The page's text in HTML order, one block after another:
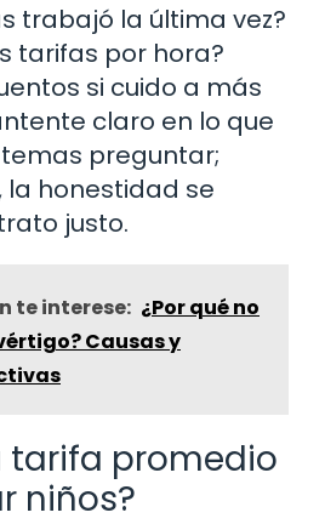
trabajó la última vez?
tarifas por hora?
si cuido a más
claro en lo que
preguntar;
la honestidad se
justo.
te interese: ¿Por qué no
Causas y
tarifa promedio
niños?